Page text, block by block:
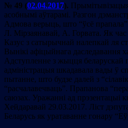
№ 49 (02.04.2017).
асобнымі аўтарамі. Разгон
Адмова верыць, што “ўсё
Л. Мірзаянавай, А. Горвата. Як час
Казус з сатырычнай налепкай ля
Вынікі афіцыйнага даследавання
Адступленне з жыцця беларускай
адміністрацыя шкадавала вады ў
пытанне, што будзе далей з
“расчалавечваць”. Прапанова
саюзах. Уражанні ад прэзентацыі
Хейдаравай 29.03.2017. Ліст
Беларусь як уратаванне гонару